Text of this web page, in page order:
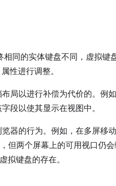
同的实体键盘不同，虚拟键
属性进行调整。
局以进行补偿为代价的。例如
段以使其显示在视图中。
器的行为。例如，在多屏移
但两个屏幕上的可用视口仍
拟键盘的存在。